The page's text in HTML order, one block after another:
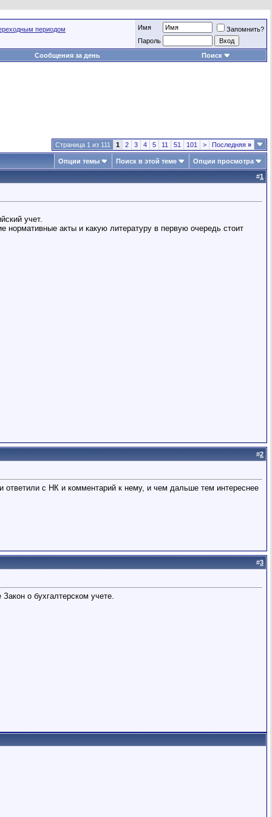
периодом Имя
Запомнить?
Пароль
Сообщения за день
Поиск
Страница 1 из 111 1 2 3 4 5 11 51 101 > Последняя »
Опции темы Поиск в этой теме Опции просмотра
#1
учет.
нормативные акты и какую литературу в первую очередь стоит
#2
с НК и комментарий к нему, и чем дальше тем интереснее
#3
о бухгалтерском учете.